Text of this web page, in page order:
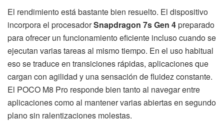
El rendimiento está bastante bien resuelto. El dispositivo
incorpora el procesadorSnapdragon 7s Gen 4preparado
para ofrecer un funcionamiento eficiente incluso cuando se
ejecutan varias tareas al mismo tiempo. En el uso habitual
eso se traduce en transiciones rápidas, aplicaciones que
cargan con agilidad y una sensación de fluidez constante.
El POCO M8 Pro responde bien tanto al navegar entre
aplicaciones como al mantener varias abiertas en segundo
plano sin ralentizaciones molestas.